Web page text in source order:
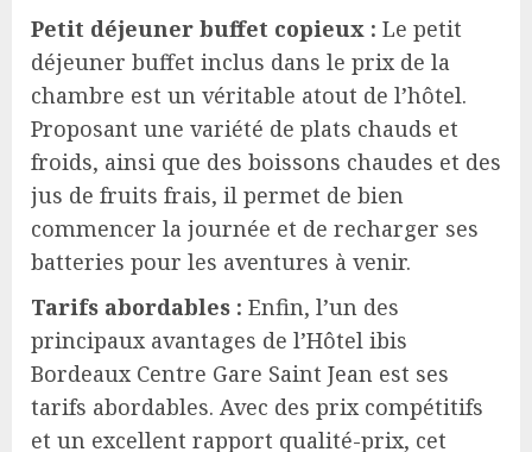
Petit déjeuner buffet copieux : Le petit
déjeuner buffet inclus dans le prix de la
chambre est un véritable atout de l’hôtel.
Proposant une variété de plats chauds et
froids, ainsi que des boissons chaudes et des
jus de fruits frais, il permet de bien
commencer la journée et de recharger ses
batteries pour les aventures à venir.
Tarifs abordables : Enfin, l’un des
principaux avantages de l’Hôtel ibis
Bordeaux Centre Gare Saint Jean est ses
tarifs abordables. Avec des prix compétitifs
et un excellent rapport qualité-prix, cet